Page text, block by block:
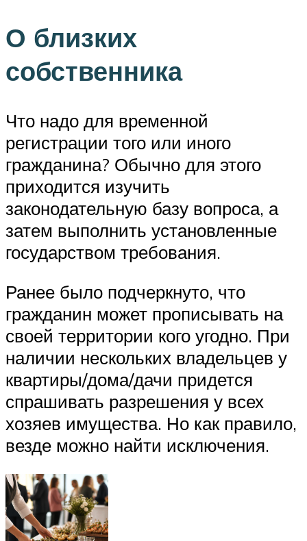
О близких
собственника
Что надо для временной
регистрации того или иного
гражданина? Обычно для этого
приходится изучить
законодательную базу вопроса, а
затем выполнить установленные
государством требования.
Ранее было подчеркнуто, что
гражданин может прописывать на
своей территории кого угодно. При
наличии нескольких владельцев у
квартиры/дома/дачи придется
спрашивать разрешения у всех
хозяев имущества. Но как правило,
везде можно найти исключения.